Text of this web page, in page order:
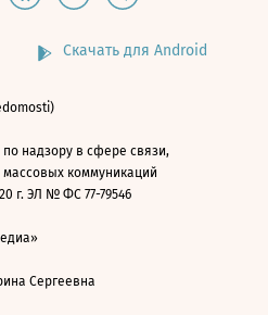
Скачать для Android
надзору в сфере связи,
коммуникаций
г. ЭЛ № ФС 77-79546
Сергеевна